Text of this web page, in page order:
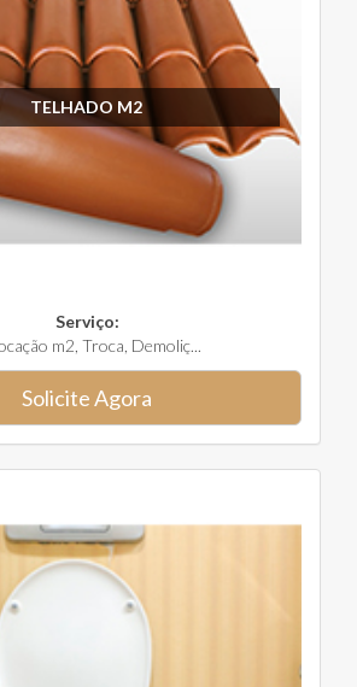
TELHADO M2
Serviço:
m2, Troca, Demoliç...
Solicite Agora